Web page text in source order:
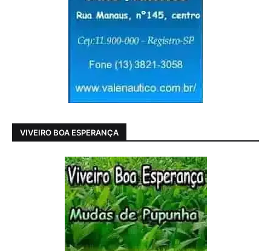
VIVEIRO BOA ESPERANÇA